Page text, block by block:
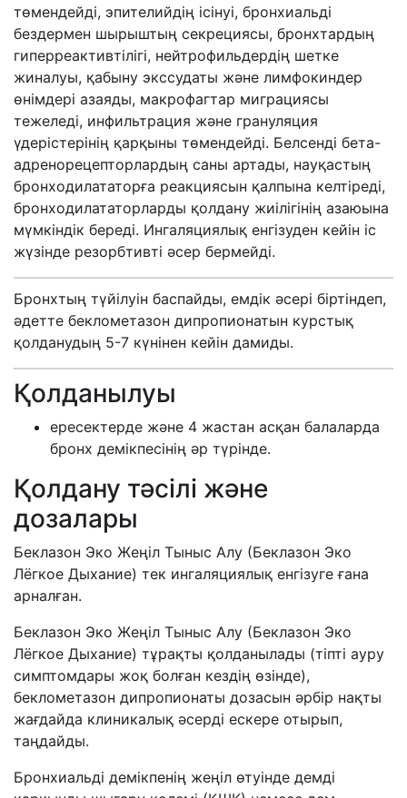
төмендейді, эпителийдің ісінуі, бронхиальді
бездермен шырыштың секрециясы, бронхтардың
гиперреактивтілігі, нейтрофильдердің шетке
жиналуы, қабыну экссудаты және лимфокиндер
өнімдері азаяды, макрофагтар миграциясы
тежеледі, инфильтрация және грануляция
үдерістерінің қарқыны төмендейді. Белсенді бета-
адренорецепторлардың саны артады, науқастың
бронходилататорға реакциясын қалпына келтіреді,
бронходилататорларды қолдану жиілігінің азаюына
мүмкіндік береді. Ингаляциялық енгізуден кейін іс
жүзінде резорбтивті әсер бермейді.
Бронхтың түйілуін баспайды, емдік әсері біртіндеп,
әдетте беклометазон дипропионатын курстық
қолданудың 5-7 күнінен кейін дамиды.
Қолданылуы
ересектерде және 4 жастан асқан балаларда
бронх демікпесінің әр түрінде.
Қолдану тәсілі және
дозалары
Беклазон Эко Жеңіл Тыныс Алу (Беклазон Эко
Лёгкое Дыхание) тек ингаляциялық енгізуге ғана
арналған.
Беклазон Эко Жеңіл Тыныс Алу (Беклазон Эко
Лёгкое Дыхание) тұрақты қолданылады (тіпті ауру
симптомдары жоқ болған кездің өзінде),
беклометазон дипропионаты дозасын әрбір нақты
жағдайда клиникалық әсерді ескере отырып,
таңдайды.
Бронхиальді демікпенің жеңіл өтуінде демді